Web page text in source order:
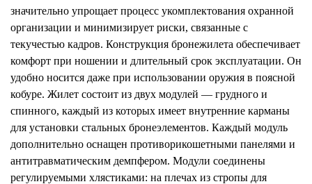
значительно упрощает процесс укомплектования охранной
организации и минимизирует риски, связанные с
текучестью кадров. Конструкция бронежилета обеспечивает
комфорт при ношении и длительный срок эксплуатации. Он
удобно носится даже при использовании оружия в поясной
кобуре. Жилет состоит из двух модулей — грудного и
спинного, каждый из которых имеет внутренние карманы
для установки стальных бронеэлементов. Каждый модуль
дополнительно оснащен противорикошетными панелями и
антитравматическим демпфером. Модули соединены
регулируемыми хлястиками: на плечах из стропы для